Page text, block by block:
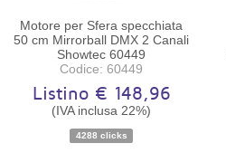
Disponibilità:Ordinabile
Motore per Sfera specchiata
50 cm Mirrorball DMX 2 Canali
Showtec 60449
Codice: 60449
Listino € 148,96
(IVA inclusa 22%)
4288 clicks